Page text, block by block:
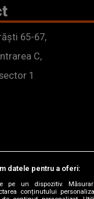
65-67,
C,
1
datele pentru a oferi:
pe un dispozitiv.
conținutului